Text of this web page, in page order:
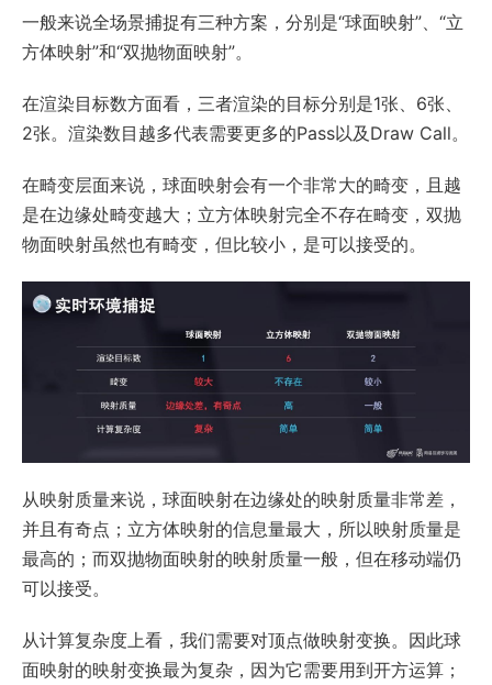
一般来说全场景捕捉有三种方案，分别是“球面映射”、“立
方体映射”和“双抛物面映射”。
在渲染目标数方面看，三者渲染的目标分别是1张、6张、
2张。渲染数目越多代表需要更多的Pass以及Draw Call。
在畸变层面来说，球面映射会有一个非常大的畸变，且越
是在边缘处畸变越大；立方体映射完全不存在畸变，双抛
物面映射虽然也有畸变，但比较小，是可以接受的。
从映射质量来说，球面映射在边缘处的映射质量非常差，
并且有奇点；立方体映射的信息量最大，所以映射质量是
最高的；而双抛物面映射的映射质量一般，但在移动端仍
可以接受。
从计算复杂度上看，我们需要对顶点做映射变换。因此球
面映射的映射变换最为复杂，因为它需要用到开方运算；